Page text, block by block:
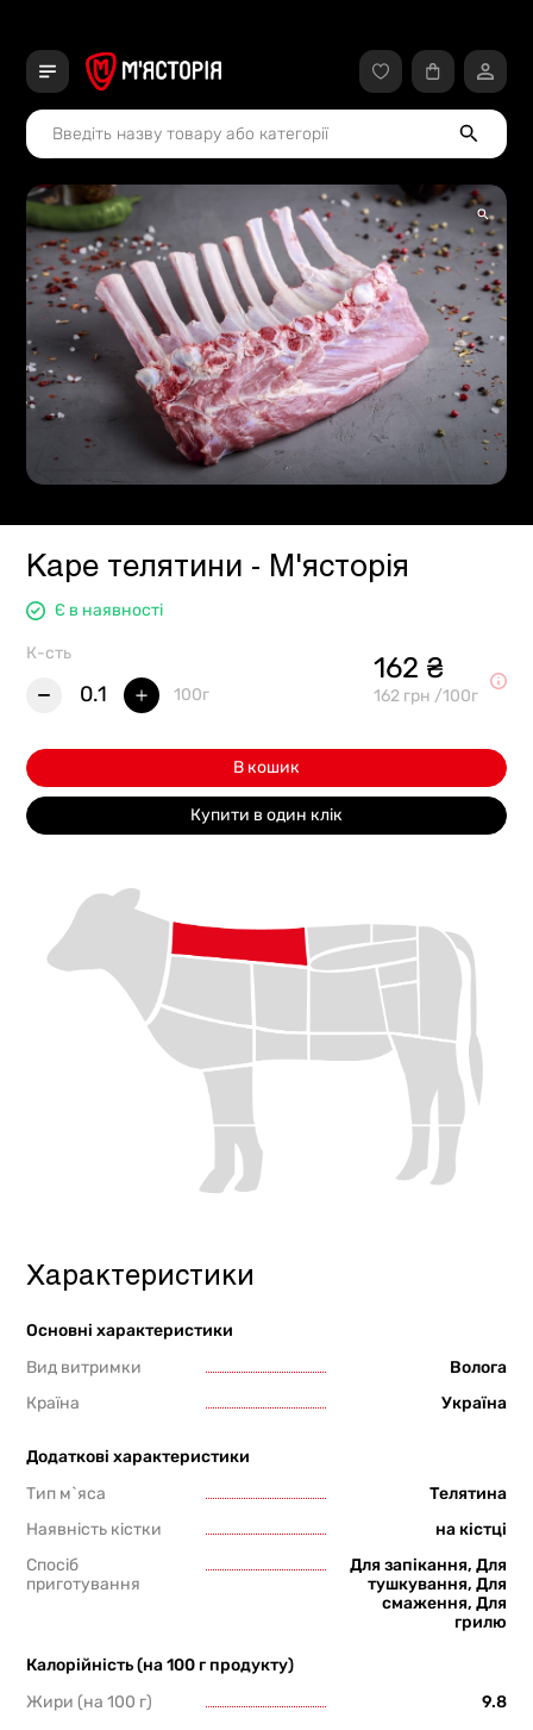
Каре телятини - М'ясторія
Є в наявності
К-сть
0.1 100г
162 ₴
162 грн /100г
В кошик
Купити в один клік
Характеристики
Основні характеристики
Вид витримки
Волога
Країна
Україна
Додаткові характеристики
Тип м`яса
Телятина
Наявність кістки
на кістці
Спосіб
приготування
Для запікання, Для
тушкування, Для
смаження, Для
грилю
Калорійність (на 100 г продукту)
Жири (на 100 г)
9.8